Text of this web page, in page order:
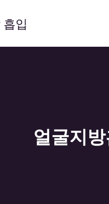
입
얼굴지